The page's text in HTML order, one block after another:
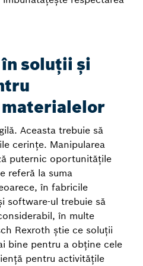
soluții și
Aceasta trebuie să
cerințe. Manipularea
puternic oportunitățile
referă la suma
în fabricile
software-ul trebuie să
în multe
Rexroth știe ce soluții
bine pentru a obține cele
pentru activitățile